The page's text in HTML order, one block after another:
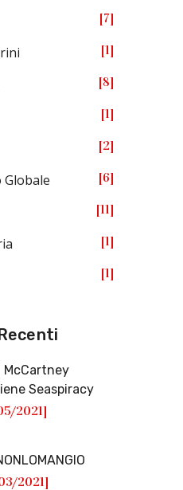
7
1
8
1
2
Globale 6
11
1
1
McCartney
Seaspiracy
2021]
2021]